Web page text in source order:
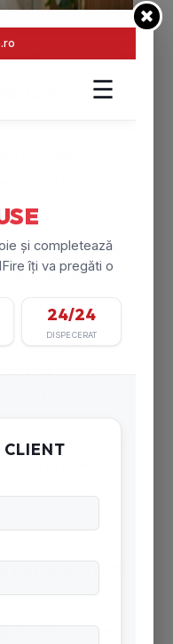
DE RISC
și a
document tehnic
de risc și
descrierea
AUTORIZAȚIILOR
acest proces: